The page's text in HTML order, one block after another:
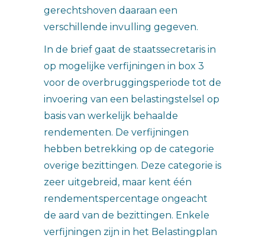
gerechtshoven daaraan een
verschillende invulling gegeven.
In de brief gaat de staatssecretaris in
op mogelijke verfijningen in box 3
voor de overbruggingsperiode tot de
invoering van een belastingstelsel op
basis van werkelijk behaalde
rendementen. De verfijningen
hebben betrekking op de categorie
overige bezittingen. Deze categorie is
zeer uitgebreid, maar kent één
rendementspercentage ongeacht
de aard van de bezittingen. Enkele
verfijningen zijn in het Belastingplan